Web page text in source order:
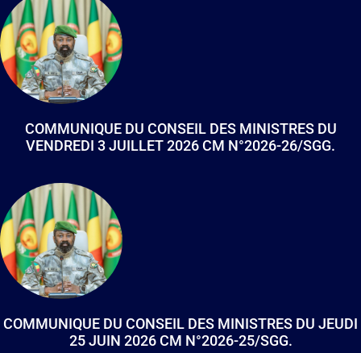
COMMUNIQUE DU CONSEIL DES MINISTRES DU
VENDREDI 3 JUILLET 2026 CM N°2026-26/SGG.
COMMUNIQUE DU CONSEIL DES MINISTRES DU JEUDI
25 JUIN 2026 CM N°2026-25/SGG.